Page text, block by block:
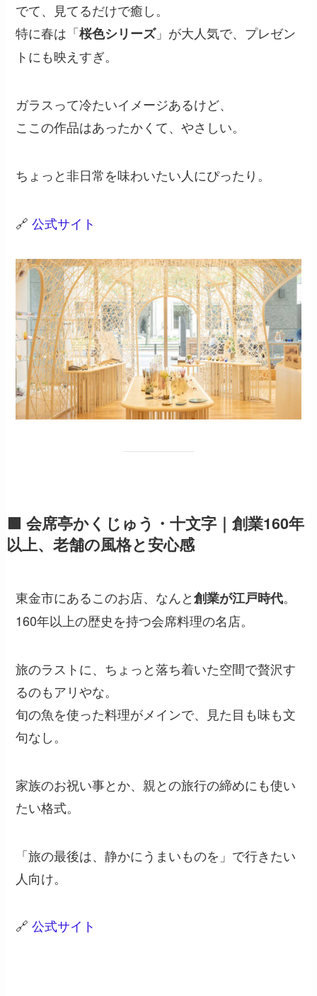
でて、見てるだけで癒し。
特に春は「桜色シリーズ」が大人気で、プレゼン
トにも映えすぎ。
ガラスって冷たいイメージあるけど、
ここの作品はあったかくて、やさしい。
ちょっと非日常を味わいたい人にぴったり。
🔗公式サイト
🟩 会席亭かくじゅう・十文字｜創業160年
以上、老舗の風格と安心感
東金市にあるこのお店、なんと創業が江戸時代。
160年以上の歴史を持つ会席料理の名店。
旅のラストに、ちょっと落ち着いた空間で贅沢す
るのもアリやな。
旬の魚を使った料理がメインで、見た目も味も文
句なし。
家族のお祝い事とか、親との旅行の締めにも使い
たい格式。
「旅の最後は、静かにうまいものを」で行きたい
人向け。
🔗公式サイト